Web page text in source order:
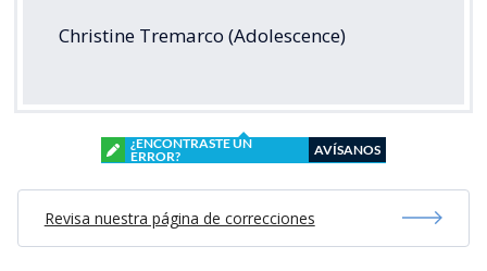
Christine Tremarco (Adolescence)
¿ENCONTRASTE UN
ERROR?
AVÍSANOS
Revisa nuestra página de correcciones